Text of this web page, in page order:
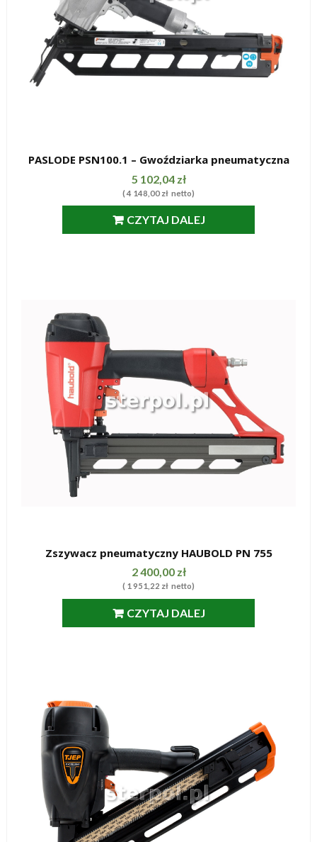
PASLODE PSN100.1 – Gwoździarka pneumatyczna
5 102,04 zł
( 4 148,00 zł netto)
CZYTAJ DALEJ
Zszywacz pneumatyczny HAUBOLD PN 755
2 400,00 zł
( 1 951,22 zł netto)
CZYTAJ DALEJ